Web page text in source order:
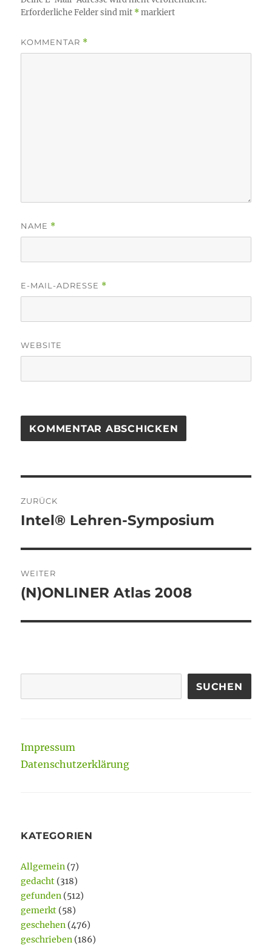
Erforderliche Felder sind mit *markiert
KOMMENTAR *
NAME *
E-MAIL-ADRESSE *
WEBSITE
ZURÜCK
Vorheriger
Intel® Lehren-Symposium
WEITER
Nächster
(N)ONLINER Atlas 2008
SUCHEN
Impressum
Datenschutzerklärung
KATEGORIEN
Allgemein (7)
gedacht (318)
gefunden (512)
gemerkt (58)
geschehen (476)
geschrieben (186)